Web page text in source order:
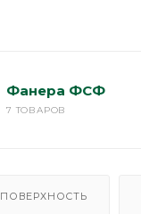
Фанера ФСФ
7 ТОВАРОВ
ПОВЕРХНОСТЬ